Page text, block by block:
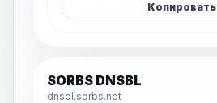
Копировать
SORBS DNSBL
dnsbl.sorbs.net